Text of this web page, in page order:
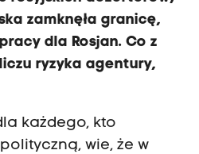
zamknęła granicę,
dla Rosjan. Co z
ryzyka agentury,
każdego, kto
wie, że w